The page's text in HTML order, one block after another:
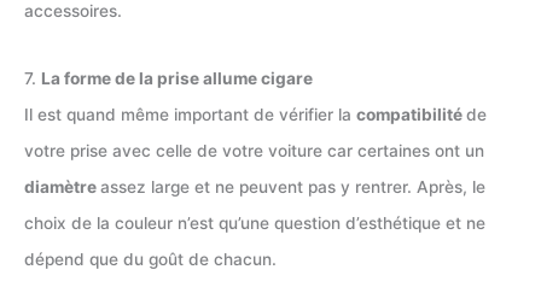
accessoires.
7. La forme de la prise allume cigare
Il est quand même important de vérifier la compatibilitéde
votre prise avec celle de votre voiture car certaines ont un
diamètreassez large et ne peuvent pas y rentrer. Après, le
choix de la couleur n’est qu’une question d’esthétique et ne
dépend que du goût de chacun.